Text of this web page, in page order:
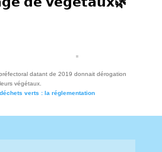
datant de 2019 donnait dérogation
végétaux.
verts : la réglementation